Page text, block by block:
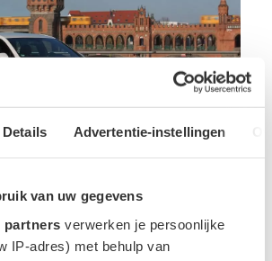
Details Advertentie-instellingen
van uw gegevens
partners verwerken je persoonlijke
IP-adres) met behulp van
IN HYBRIDE 22